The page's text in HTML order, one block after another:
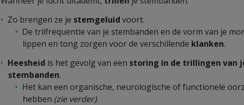
Zo brengen ze je stemgeluid voort.
De trilfrequentie van je stembanden en de vorm van je
lippen en tong zorgen voor de verschillende klanken.
Heesheid is het gevolg van een storing in de trillingen van
stembanden.
Het kan een organische, neurologische of functionele
hebben (zie verder).